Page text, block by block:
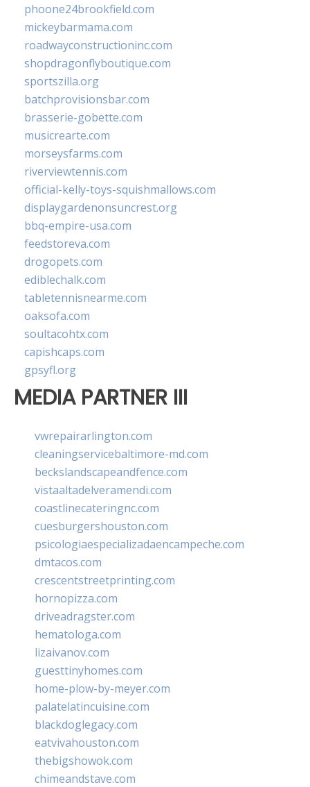
phoone24brookfield.com
mickeybarmama.com
roadwayconstructioninc.com
shopdragonflyboutique.com
sportszilla.org
batchprovisionsbar.com
brasserie-gobette.com
musicrearte.com
morseysfarms.com
riverviewtennis.com
official-kelly-toys-squishmallows.com
displaygardenonsuncrest.org
bbq-empire-usa.com
feedstoreva.com
drogopets.com
ediblechalk.com
tabletennisnearme.com
oaksofa.com
soultacohtx.com
capishcaps.com
gpsyfl.org
MEDIA PARTNER III
vwrepairarlington.com
cleaningservicebaltimore-md.com
beckslandscapeandfence.com
vistaaltadelveramendi.com
coastlinecateringnc.com
cuesburgershouston.com
psicologiaespecializadaencampeche.com
dmtacos.com
crescentstreetprinting.com
hornopizza.com
driveadragster.com
hematologa.com
lizaivanov.com
guesttinyhomes.com
home-plow-by-meyer.com
palatelatincuisine.com
blackdoglegacy.com
eatvivahouston.com
thebigshowok.com
chimeandstave.com